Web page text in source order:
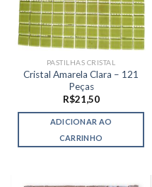
PASTILHAS CRISTAL
Cristal Amarela Clara – 121
Peças
R$21,50
ADICIONAR AO
CARRINHO